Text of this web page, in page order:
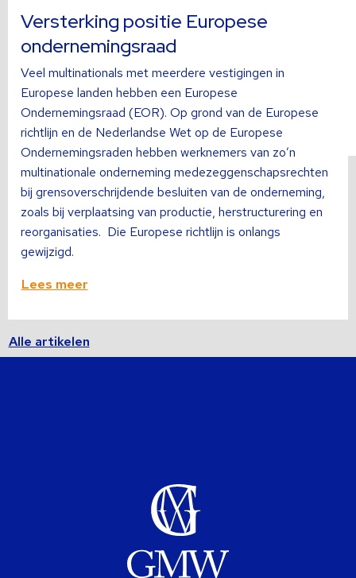
Versterking positie Europese
ondernemingsraad
Veel multinationals met meerdere vestigingen in
Europese landen hebben een Europese
Ondernemingsraad (EOR). Op grond van de Europese
richtlijn en de Nederlandse Wet op de Europese
Ondernemingsraden hebben werknemers van zo’n
multinationale onderneming medezeggenschapsrechten
bij grensoverschrijdende besluiten van de onderneming,
zoals bij verplaatsing van productie, herstructurering en
reorganisaties. Die Europese richtlijn is onlangs
gewijzigd.
Lees meer
Alle artikelen